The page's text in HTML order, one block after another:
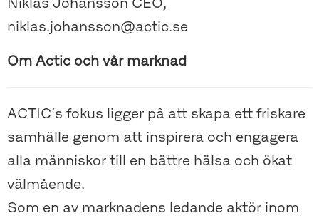
niklas.johansson@actic.se
Om Actic och vår marknad
ACTIC´s fokus ligger på att skapa ett friskare
samhälle genom att inspirera och engagera
alla människor till en bättre hälsa och ökat
välmående.
Som en av marknadens ledande aktör inom